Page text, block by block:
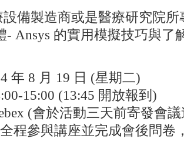
備製造商或是醫療研究院
- Ansys 的實用模擬技巧與了
年 8 月 19 日 (星期二)
15:00 (13:45 開放報到)
(會於活動三天前寄發會
程參與講座並完成會後問卷